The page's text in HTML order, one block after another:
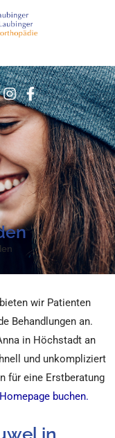
wir Patienten
Behandlungen an.
in Höchstadt an
und unkompliziert
für eine Erstberatung
buchen.